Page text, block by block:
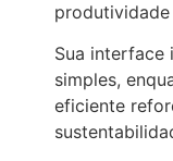
Sua interface
simples,
eficiente